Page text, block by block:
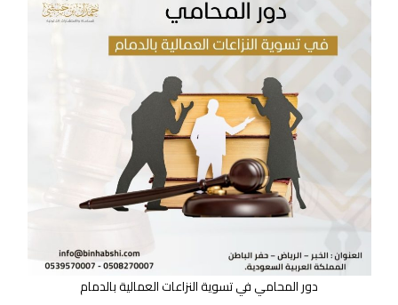
دور المحامي في تسوية النزاعات العمالية بالدمام